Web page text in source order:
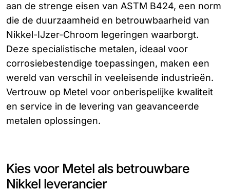
aan de strenge eisen van ASTM B424, een norm
die de duurzaamheid en betrouwbaarheid van
Nikkel-IJzer-Chroom legeringen waarborgt.
Deze specialistische metalen, ideaal voor
corrosiebestendige toepassingen, maken een
wereld van verschil in veeleisende industrieën.
Vertrouw op Metel voor onberispelijke kwaliteit
en service in de levering van geavanceerde
metalen oplossingen.
Kies voor Metel als betrouwbare
Nikkel leverancier